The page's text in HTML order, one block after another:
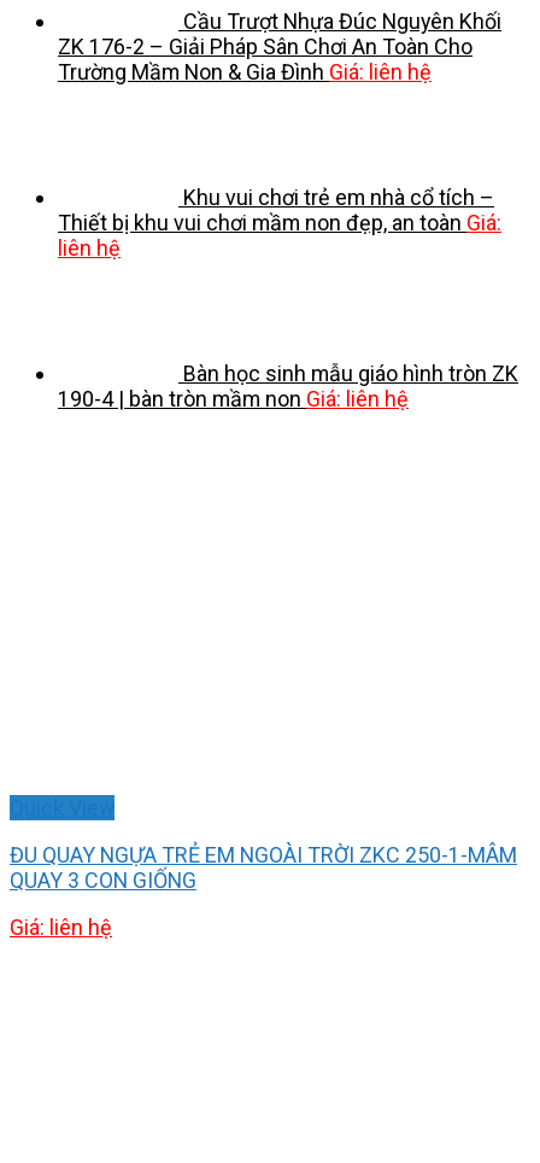
Cầu Trượt Nhựa Đúc Nguyên Khối
ZK 176-2 – Giải Pháp Sân Chơi An Toàn Cho
Trường Mầm Non & Gia Đình Giá: liên hệ
Khu vui chơi trẻ em nhà cổ tích –
Thiết bị khu vui chơi mầm non đẹp, an toàn Giá:
liên hệ
Bàn học sinh mẫu giáo hình tròn ZK
190-4 | bàn tròn mầm non Giá: liên hệ
ĐU QUAY NGỰA TRẺ EM NGOÀI TRỜI ZKC 250-1-MÂM
QUAY 3 CON GIỐNG
Giá: liên hệ